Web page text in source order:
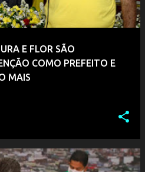
E FLOR SÃO
COMO PREFEITO E
MAIS